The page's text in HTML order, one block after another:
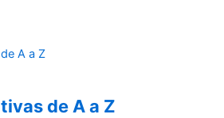
de A a Z